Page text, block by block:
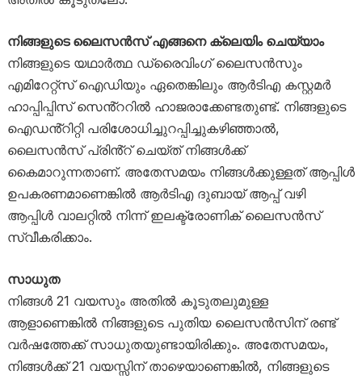
നിങ്ങളുടെ ലൈസൻസ് എങ്ങനെ ക്ലെയിം ചെയ്യാം
നിങ്ങളുടെ യഥാർത്ഥ ഡ്രൈവിംഗ് ലൈസൻസും
എമിറേറ്റ്സ് ഐഡിയും ഏതെങ്കിലും ആർടിഎ കസ്റ്റമർ
ഹാപ്പിപ്പിസ് സെൻ്ററിൽ ഹാജരാക്കേണ്ടതുണ്ട്. നിങ്ങളുടെ
ഐഡൻ്റിറ്റി പരിശോധിച്ചുറപ്പിച്ചുകഴിഞ്ഞാൽ,
ലൈസൻസ് പ്രിൻ്റ് ചെയ്ത് നിങ്ങൾക്ക്
കൈമാറുന്നതാണ്. അതേസമയം നിങ്ങൾക്കുള്ളത് ആപ്പിൾ
ഉപകരണമാണെങ്കിൽ ആർടിഎ ദുബായ് ആപ്പ് വഴി
ആപ്പിൾ വാലറ്റിൽ നിന്ന് ഇലക്ട്രോണിക് ലൈസൻസ്
സ്വീകരിക്കാം.
സാധുത
നിങ്ങൾ 21 വയസും അതിൽ കൂടുതലുമുള്ള
ആളാണെങ്കിൽ നിങ്ങളുടെ പുതിയ ലൈസൻസിന് രണ്ട്
വർഷത്തേക്ക് സാധുതയുണ്ടായിരിക്കും. അതേസമയം,
നിങ്ങൾക്ക് 21 വയസ്സിന് താഴെയാണെങ്കിൽ, നിങ്ങളുടെ